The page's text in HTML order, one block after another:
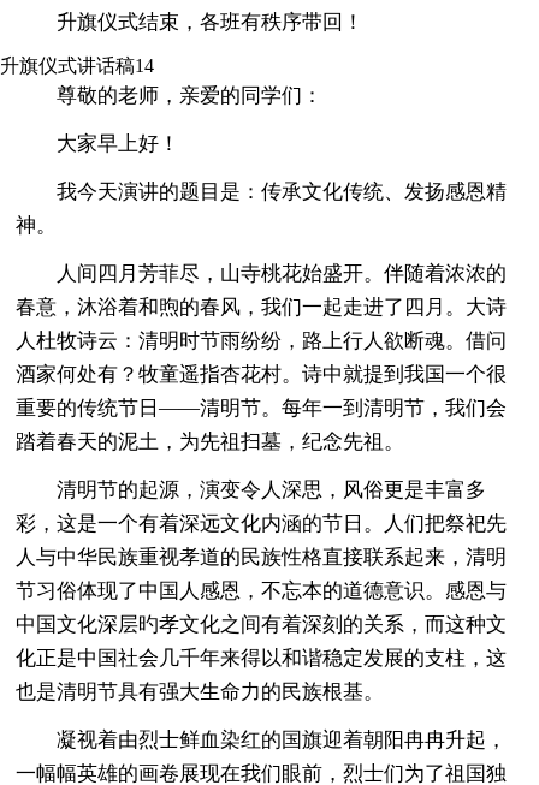
升旗仪式结束，各班有秩序带回！
升旗仪式讲话稿14
尊敬的老师，亲爱的同学们：
大家早上好！
我今天演讲的题目是：传承文化传统、发扬感恩精
神。
人间四月芳菲尽，山寺桃花始盛开。伴随着浓浓的
春意，沐浴着和煦的春风，我们一起走进了四月。大诗
人杜牧诗云：清明时节雨纷纷，路上行人欲断魂。借问
酒家何处有？牧童遥指杏花村。诗中就提到我国一个很
重要的传统节日——清明节。每年一到清明节，我们会
踏着春天的泥土，为先祖扫墓，纪念先祖。
清明节的起源，演变令人深思，风俗更是丰富多
彩，这是一个有着深远文化内涵的节日。人们把祭祀先
人与中华民族重视孝道的民族性格直接联系起来，清明
节习俗体现了中国人感恩，不忘本的道德意识。感恩与
中国文化深层旳孝文化之间有着深刻的关系，而这种文
化正是中国社会几千年来得以和谐稳定发展的支柱，这
也是清明节具有强大生命力的民族根基。
凝视着由烈士鲜血染红的国旗迎着朝阳冉冉升起，
一幅幅英雄的画卷展现在我们眼前，烈士们为了祖国独